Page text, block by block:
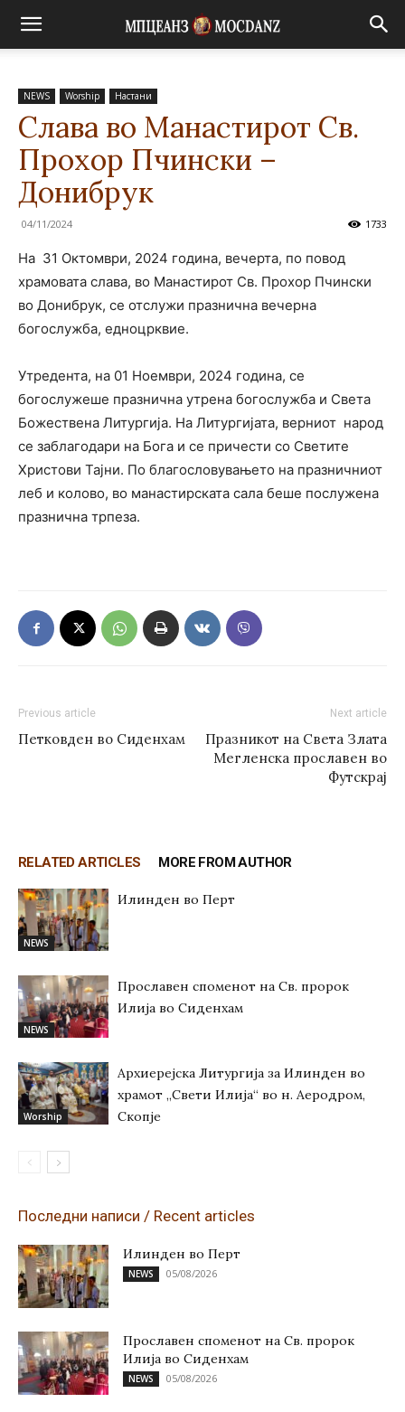
NEWS Worship Настани
Слава во Манастирот Св.
Прохор Пчински –
Донибрук
04/11/2024 1733
На 31 Октомври, 2024 година, вечерта, по повод
храмовата слава, во Манастирот Св. Прохор Пчински
во Донибрук, се отслужи празнична вечерна
богослужба, едноцрквие.
Утредента, на 01 Ноември, 2024 година, се
богослужеше празнична утрена богослужба и Света
Божествена Литургија. На Литургијата, верниот народ
се заблагодари на Бога и се причести со Светите
Христови Тајни. По благословувањето на празничниот
леб и колово, во манастирската сала беше послужена
празнична трпеза.
Previous article
Петковден во Сиденхам
Next article
Празникот на Света Злата
Мегленска прославен во
Футскрај
RELATED ARTICLES MORE FROM AUTHOR
NEWS
Илинден во Перт
NEWS
Прославен споменот на Св. пророк
Илија во Сиденхам
Worship
Архиерејска Литургија за Илинден во
храмот „Свети Илија“ во н. Аеродром,
Скопје
Последни написи / Recent articles
Илинден во Перт
NEWS 05/08/2026
Прославен споменот на Св. пророк
Илија во Сиденхам
NEWS 05/08/2026